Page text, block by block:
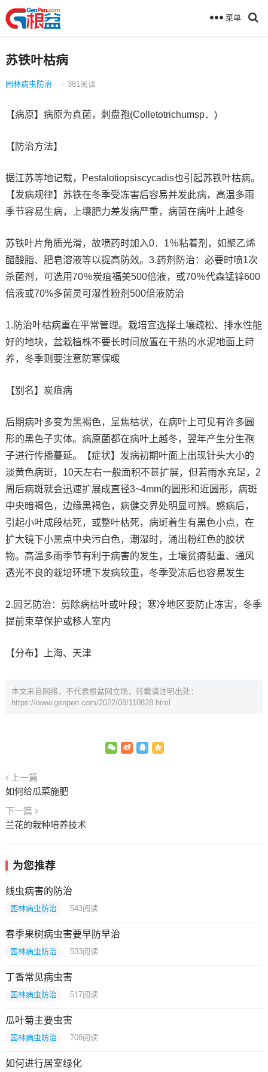
菜单
苏铁叶枯病
园林病虫防治 · 381 阅读
【病原】病原为真菌，刺盘孢(Colletotrichumsp．)
【防治方法】
据江苏等地记载，Pestalotiopsiscycadis也引起苏铁叶枯病。
【发病规律】苏铁在冬季受冻害后容易并发此病，高温多雨
季节容易生病，上壤肥力差发病严重，病菌在病叶上越冬
苏铁叶片角质光滑，故喷药时加入0．1％粘着剂，如聚乙烯
醋酸脂、肥皂溶液等以提高防效。3.药剂防治：必要时喷1次
杀菌剂，可选用70％炭疽福美500倍液，或70％代森锰锌600
倍液或70%多菌灵可湿性粉剂500倍液防治
1.防治叶枯病重在平常管理。栽培宜选择土壤疏松、排水性能
好的地块，盆栽植株不要长时间放置在干热的水泥地面上莳
养，冬季则要注意防寒保暖
【别名】炭疽病
后期病叶多变为黑褐色，呈焦枯状，在病叶上可见有许多圆
形的黑色子实体。病原菌都在病叶上越冬，翌年产生分生孢
子进行传播蔓延。【症状】发病初期叶面上出现针头大小的
淡黄色病斑，10天左右一般面积不甚扩展，但若雨水充足，2
周后病斑就会迅速扩展成直径3~4mm的圆形和近圆形，病斑
中央暗褐色，边缘黑褐色，病健交界处明显可辨。感病后，
引起小叶成段枯死，或整叶枯死，病斑着生有黑色小点，在
扩大镜下小黑点中央污白色，潮湿时，涌出粉红色的胶状
物。高温多雨季节有利于病害的发生，土壤贫瘠黏重、通风
透光不良的栽培环境下发病较重，冬季受冻后也容易发生
2.园艺防治：剪除病枯叶或叶段；寒冷地区要防止冻害，冬季
提前束草保护或移人室内
【分布】上海、天津
本文来自网络，不代表根盆网立场，转载请注明出处：
https://www.genpen.com/2022/08/110828.html
上一篇
如何给瓜菜施肥
下一篇
兰花的栽种培养技术
为您推荐
线虫病害的防治
园林病虫防治 543阅读
春季果树病虫害要早防早治
园林病虫防治 533阅读
丁香常见病虫害
园林病虫防治 517阅读
瓜叶菊主要虫害
园林病虫防治 708阅读
如何进行居室绿化